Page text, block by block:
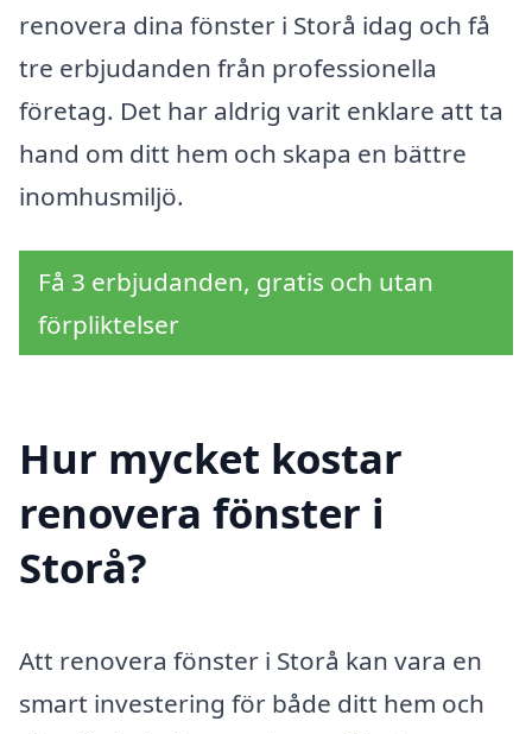
renovera dina fönster i Storå idag och få
tre erbjudanden från professionella
företag. Det har aldrig varit enklare att ta
hand om ditt hem och skapa en bättre
inomhusmiljö.
Få 3 erbjudanden, gratis och utan
förpliktelser
Hur mycket kostar
renovera fönster i
Storå?
Att renovera fönster i Storå kan vara en
smart investering för både ditt hem och